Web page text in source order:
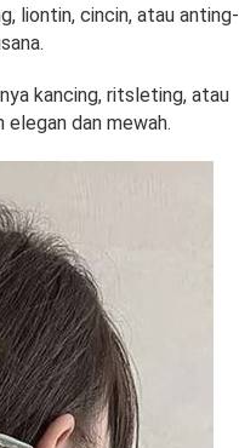
liontin, cincin, atau anting-
kancing, ritsleting, atau
elegan dan mewah.